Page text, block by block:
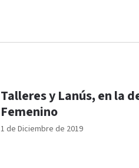
1 de Diciembre de 2019
Talleres y Lanús, en la
Femenino